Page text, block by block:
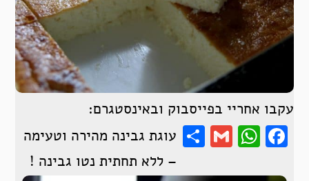
עקבו אחריי בפייסבוק ובאינסטגרם:
Facebook
WhatsApp
Gmail
Share
עוגת גבינה מהירה וטעימה
– ללא תחתית נטו גבינה !